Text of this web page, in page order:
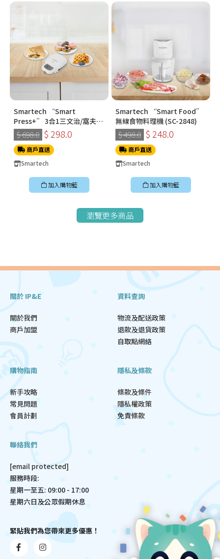
Smartech “Smart
Press+” 3合1三文治/窩夫/
冬甩機 SM-2228
$ 698.0 $ 298.0
商戶直送
Smartech
加入購物籃
Smartech “Smart Food”
無線食物料理機 (SC-2848)
$ 498.0 $ 248.0
商戶直送
Smartech
加入購物籃
瀏覽更多商品
關於 IP&E
關於我們
商戶加盟
資料查詢
物流及配送政策
退款及退貨政策
自取點網絡
購物指南
新手攻略
常見問題
會員計劃
隱私及條款
條款及條件
隱私權政策
免責條款
聯絡我們
[email protected]
服務時段:
星期一至五: 09:00 - 17:00
星期六日及公眾假期休息
緊貼我們為您帶來更多優惠！